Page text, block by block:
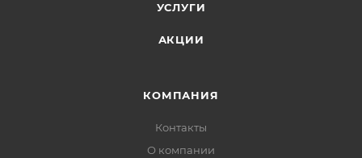
УСЛУГИ
АКЦИИ
КОМПАНИЯ
Контакты
О компании